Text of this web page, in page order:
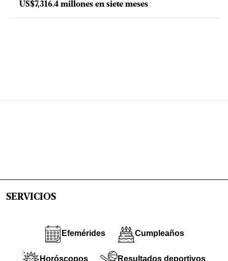
US$7,316.4 millones en siete meses
SERVICIOS
Efemérides Cumpleaños
Horóscopos Resultados deportivos